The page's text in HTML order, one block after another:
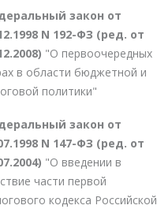
закон от
N 192-ФЗ (ред. от
"О первоочередных
в области бюджетной и
политики"
закон от
N 147-ФЗ (ред. от
"О введении в
части первой
кодекса Российской